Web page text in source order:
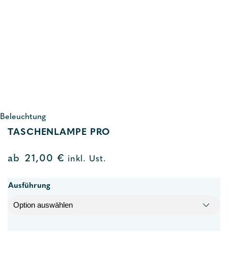
Beleuchtung
TASCHENLAMPE PRO
ab 21,00 € inkl. Ust.
Ausführung